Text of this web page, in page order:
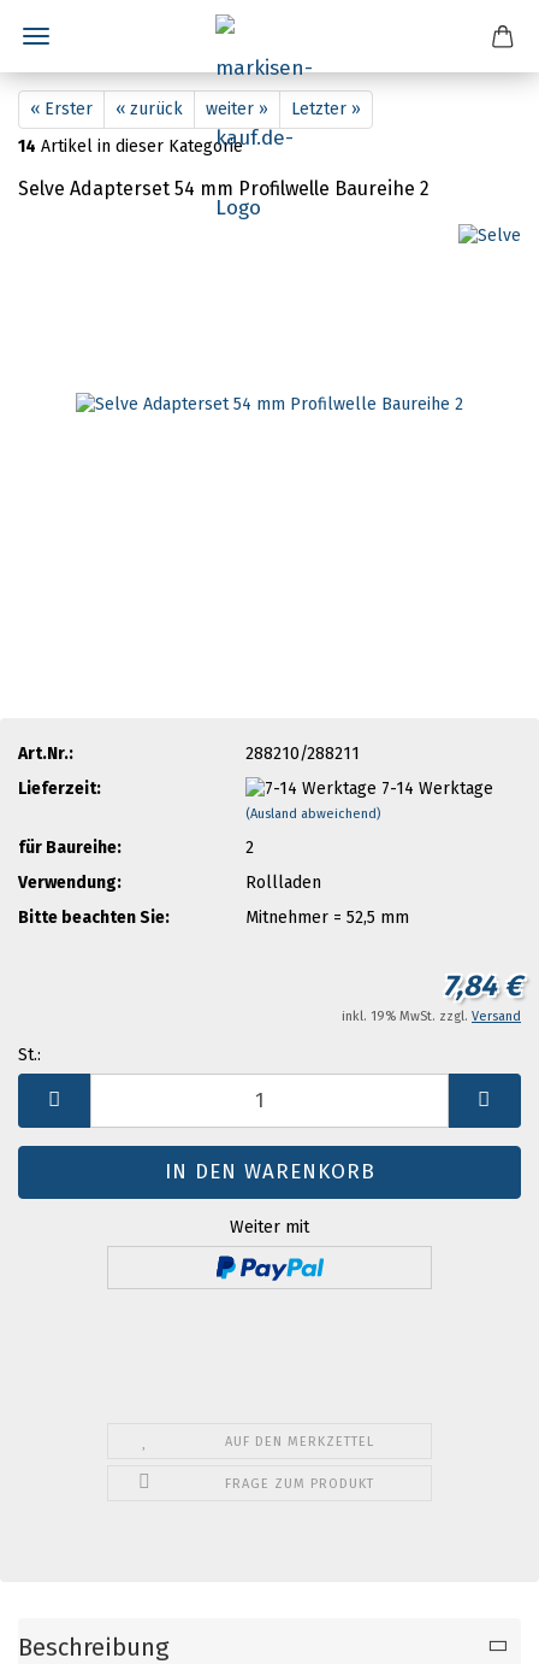
« Erster « zurück weiter »
Letzter »
14 Artikel in dieser Kategorie
Selve Adapterset 54 mm Profilwelle Baureihe 2
Art.Nr.:
288210/288211
Lieferzeit:
7-14 Werktage
(Ausland abweichend)
für Baureihe:
2
Verwendung:
Rollladen
Bitte beachten Sie:
Mitnehmer = 52,5 mm
7,84 €
inkl. 19% MwSt. zzgl. Versand
St.:
St.
Weiter mit
AUF DEN MERKZETTEL
FRAGE ZUM PRODUKT
Beschreibung